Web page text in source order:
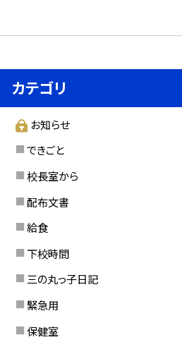
カテゴリ
お知らせ
できごと
校長室から
配布文書
給食
下校時間
三の丸っ子日記
緊急用
保健室